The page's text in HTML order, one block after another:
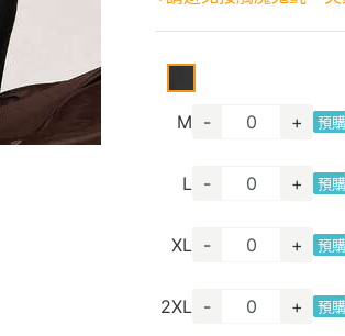
M - + 預購
L - + 預購
XL - + 預購
2XL - + 預購